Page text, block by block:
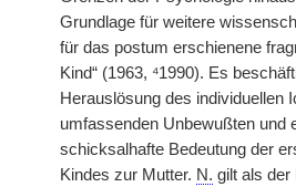
Grundlage für weitere
für das postum erschienene
Kind“ (1963, ⁴1990). Es
Herauslösung des individuellen
umfassenden Unbewußten und
schicksalhafte Bedeutung der
Kindes zur Mutter. N. gilt als der